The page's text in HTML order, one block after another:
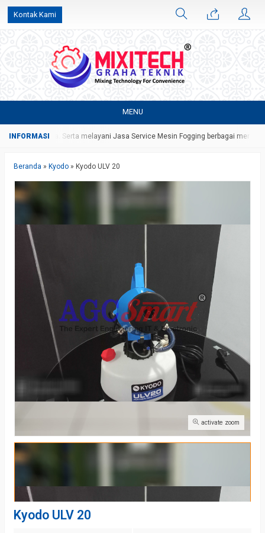
Kontak Kami
MENU
Indonesia. Serta melayani Jasa Service Mesin Fogging berbagai merk
Beranda » Kyodo » Kyodo ULV 20
activate zoom
Kyodo ULV 20